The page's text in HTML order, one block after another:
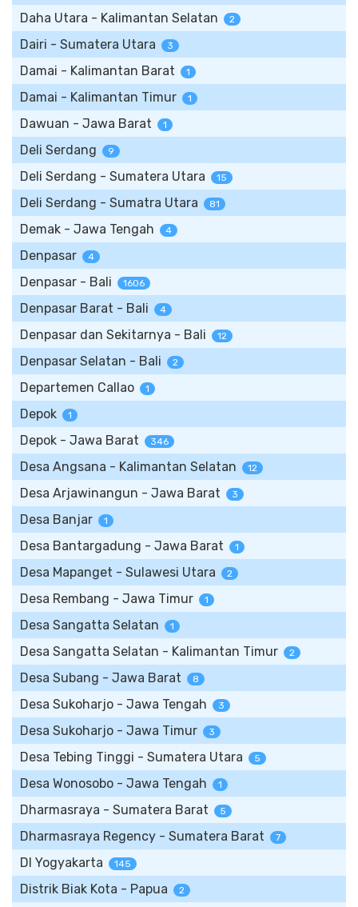
Daha Utara - Kalimantan Selatan 2
Dairi - Sumatera Utara 3
Damai - Kalimantan Barat 1
Damai - Kalimantan Timur 1
Dawuan - Jawa Barat 1
Deli Serdang 9
Deli Serdang - Sumatera Utara 15
Deli Serdang - Sumatra Utara 81
Demak - Jawa Tengah 4
Denpasar 4
Denpasar - Bali 1606
Denpasar Barat - Bali 4
Denpasar dan Sekitarnya - Bali 12
Denpasar Selatan - Bali 2
Departemen Callao 1
Depok 1
Depok - Jawa Barat 346
Desa Angsana - Kalimantan Selatan 12
Desa Arjawinangun - Jawa Barat 3
Desa Banjar 1
Desa Bantargadung - Jawa Barat 1
Desa Mapanget - Sulawesi Utara 2
Desa Rembang - Jawa Timur 1
Desa Sangatta Selatan 1
Desa Sangatta Selatan - Kalimantan Timur 2
Desa Subang - Jawa Barat 8
Desa Sukoharjo - Jawa Tengah 3
Desa Sukoharjo - Jawa Timur 3
Desa Tebing Tinggi - Sumatera Utara 5
Desa Wonosobo - Jawa Tengah 1
Dharmasraya - Sumatera Barat 5
Dharmasraya Regency - Sumatera Barat 7
DI Yogyakarta 145
Distrik Biak Kota - Papua 2